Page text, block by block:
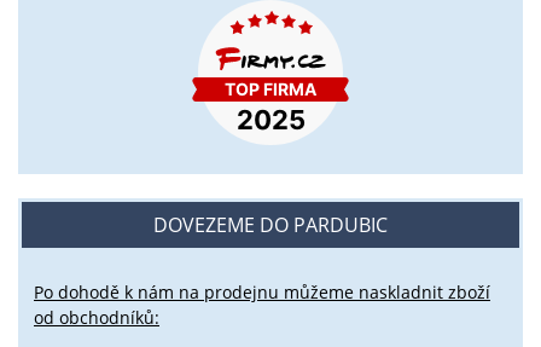
DOVEZEME DO PARDUBIC
Po dohodě k nám na prodejnu můžeme naskladnit zboží
od obchodníků: